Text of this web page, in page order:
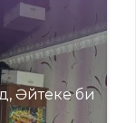
Әйтеке би